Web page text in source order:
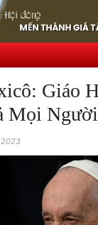
Giáo
Mọi Người
2023